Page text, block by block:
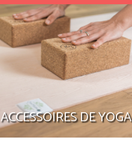
ACCESSOIRES DE YOGA